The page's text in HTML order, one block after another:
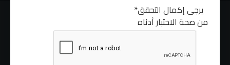
يرجى إكمال التحقق
من صحة الاختبار أدناه
سياسة الخصوصية